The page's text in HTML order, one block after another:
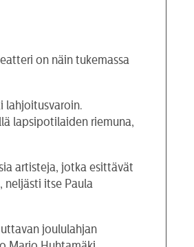
on näin tukemassa
lahjoitusvaroin.
lapsipotilaiden riemuna,
artisteja, jotka esittävät
neljästi itse Paula
joululahjan